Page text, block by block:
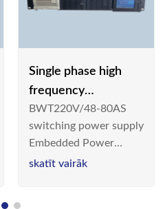
Single phase high
frequency
BWT220V/48-80AS
switching power
supply
BWT220V/48-80AS
switching power supply
Embedded Power
System is widely
skatīt vairāk